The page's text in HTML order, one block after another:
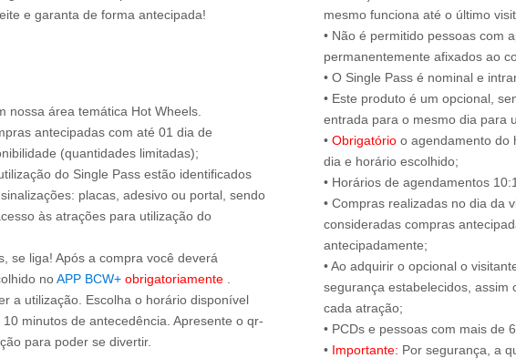
e garanta de forma antecipada!
nossa área temática Hot Wheels.
antecipadas com até 01 dia de
(quantidades limitadas);
do Single Pass estão identificados
placas, adesivo ou portal, sendo
às atrações para utilização do
se liga! Após a compra você deverá
noAPP BCW+ obrigatoriamente
a utilização. Escolha o horário disponível
minutos de antecedência. Apresente o qr-
para poder se divertir.
mesmo funciona até o último
• Não é permitido pessoas com
permanentemente afixados ao
• O Single Pass é nominal e
• Este produto é um opcional,
entrada para o mesmo dia para
• Obrigatório o agendamento do
dia e horário escolhido;
• Horários de agendamentos
• Compras realizadas no dia da
consideradas compras
antecipadamente;
• Ao adquirir o opcional o
segurança estabelecidos, assim
cada atração;
• PCDs e pessoas com mais de
• Importante: Por segurança, a